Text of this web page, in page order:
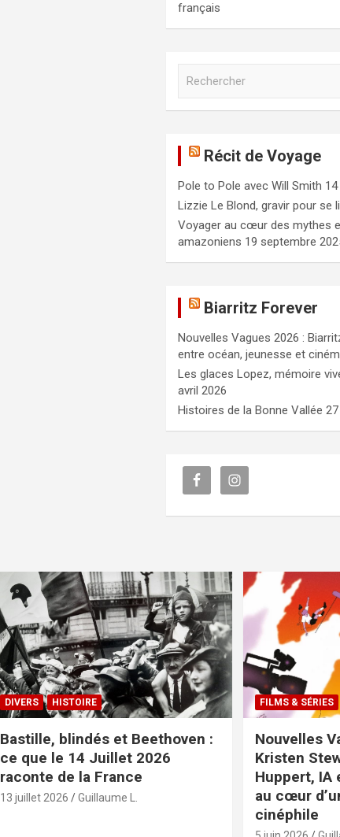
français
c
h
e
r
Récit de Voyage
Pole to Pole avec Will Smith
Lizzie Le Blond, gravir pour se
Voyager au cœur des mythes
amazoniens 19 septembre
Biarritz Forever
Nouvelles Vagues 2026 :
entre océan, jeunesse et
Les glaces Lopez, mémoire
avril 2026
Histoires de la Bonne Vallée
DIVERS HISTOIRE
Bastille, blindés et Beethoven :
ce que le 14 Juillet 2026
raconte de la France
13 juillet 2026 Guillaume L.
FILMS & SÉRIES
Nouvelles
Kristen
Huppert, IA
au cœur
cinéphile